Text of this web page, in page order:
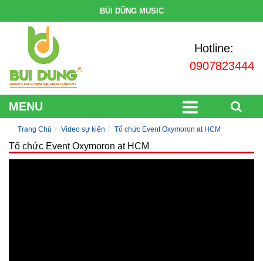
BÙI DŨNG MUSIC
Hotline:
0907823444
MENU
Trang Chủ Video sự kiện Tổ chức Event Oxymoron at HCM
Tổ chức Event Oxymoron at HCM